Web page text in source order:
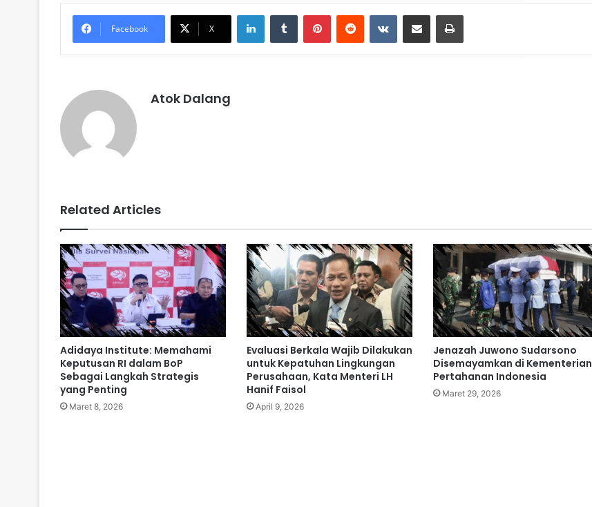
Facebook X
LinkedInTumblr PinterestReddit VKontakteShare via Email Print
Atok Dalang
Related Articles
Adidaya Institute: Memahami
Keputusan RI dalam BoP
Sebagai Langkah Strategis
yang Penting
Maret 8, 2026
Evaluasi Berkala Wajib Dilakukan
untuk Kepatuhan Lingkungan
Perusahaan, Kata Menteri LH
Hanif Faisol
April 9, 2026
Jenazah Juwono Sudarsono
Disemayamkan di Kementerian
Pertahanan Indonesia
Maret 29, 2026